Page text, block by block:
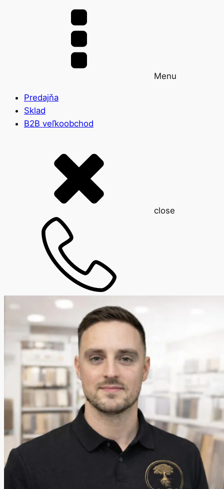
Menu
Predajňa
Sklad
B2B veľkoobchod
close